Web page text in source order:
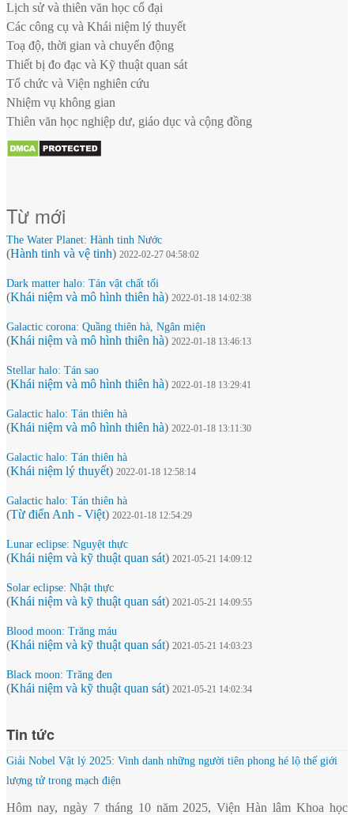
Lịch sử và thiên văn học cổ đại
Các công cụ và Khái niệm lý thuyết
Toạ độ, thời gian và chuyển động
Thiết bị đo đạc và Kỹ thuật quan sát
Tổ chức và Viện nghiên cứu
Nhiệm vụ không gian
Thiên văn học nghiệp dư, giáo dục và cộng đồng
Từ mới
The Water Planet: Hành tinh Nước
(Hành tinh và vệ tinh) 2022-02-27 04:58:02
Dark matter halo: Tán vật chất tối
(Khái niệm và mô hình thiên hà) 2022-01-18 14:02:38
Galactic corona: Quầng thiên hà, Ngân miện
(Khái niệm và mô hình thiên hà) 2022-01-18 13:46:13
Stellar halo: Tán sao
(Khái niệm và mô hình thiên hà) 2022-01-18 13:29:41
Galactic halo: Tán thiên hà
(Khái niệm và mô hình thiên hà) 2022-01-18 13:11:30
Galactic halo: Tán thiên hà
(Khái niệm lý thuyết) 2022-01-18 12:58:14
Galactic halo: Tán thiên hà
(Từ điển Anh - Việt) 2022-01-18 12:54:29
Lunar eclipse: Nguyệt thực
(Khái niệm và kỹ thuật quan sát) 2021-05-21 14:09:12
Solar eclipse: Nhật thực
(Khái niệm và kỹ thuật quan sát) 2021-05-21 14:09:55
Blood moon: Trăng máu
(Khái niệm và kỹ thuật quan sát) 2021-05-21 14:03:23
Black moon: Trăng đen
(Khái niệm và kỹ thuật quan sát) 2021-05-21 14:02:34
Tin tức
Giải Nobel Vật lý 2025: Vinh danh những người tiên phong hé lộ thế giới
lượng tử trong mạch điện
Hôm nay, ngày 7 tháng 10 năm 2025, Viện Hàn lâm Khoa học